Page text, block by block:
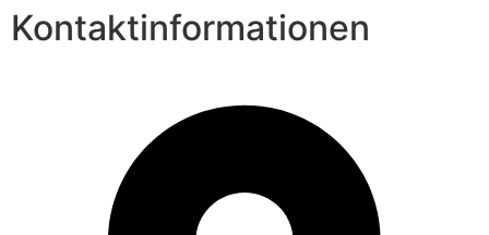
Kontaktinformationen